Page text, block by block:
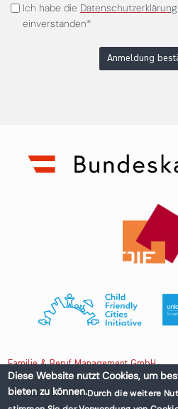
Ich habe die Datenschutzerklärung
einverstanden*
Anmeldung
Familie & Beruf Management GmbH
Untere Donaustraße 13-15/3 1020 Wien,
Diese Website nutzt Cookies, um
bieten zu können.Durch die weitere